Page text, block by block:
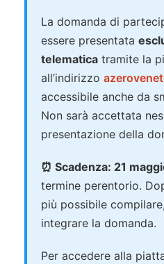
La domanda di
essere presentata
telematica tramite la
all’indirizzo
accessibile anche da
Non sarà accettata
presentazione della
⏰ Scadenza: 21
termine perentorio.
più possibile
integrare la domanda.
Per accedere alla